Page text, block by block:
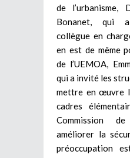
de l’urbanisme,
Bonanet, qui
collègue en
en est de même
de l’UEMOA,
qui a invité les
mettre en œuvre
cadres
Commission
améliorer la
préoccupation